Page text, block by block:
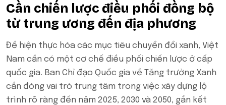
Cần chiến lược điều phối đồng bộ
từ trung ương đến địa phương
Để hiện thực hóa các mục tiêu chuyển đổi xanh, Việt
Nam cần có một cơ chế điều phối chiến lược ở cấp
quốc gia. Ban Chỉ đạo Quốc gia về Tăng trưởng Xanh
cần đóng vai trò trung tâm trong việc xây dựng lộ
trình rõ ràng đến năm 2025, 2030 và 2050, gắn kết